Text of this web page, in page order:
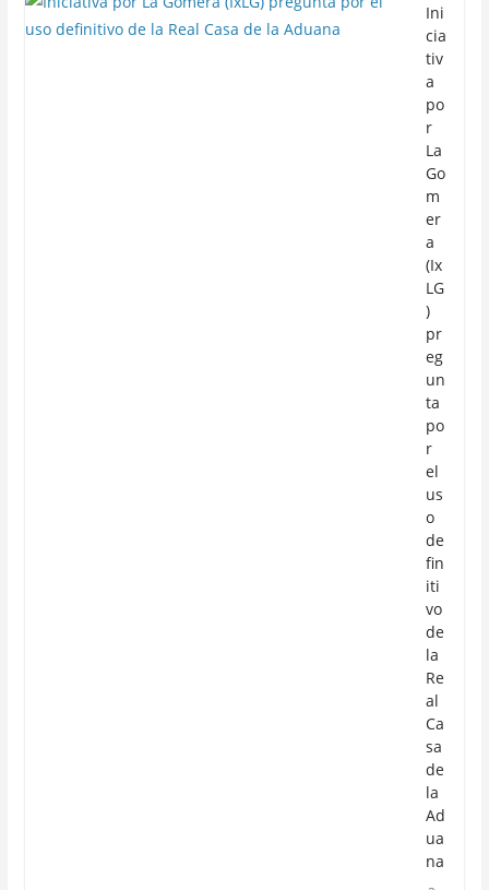
Ini
cia
tiv
a
po
r
La
Go
m
er
a
(Ix
LG
)
pr
eg
un
ta
po
r
el
us
o
de
fin
iti
vo
de
la
Re
al
Ca
sa
de
la
Ad
ua
na